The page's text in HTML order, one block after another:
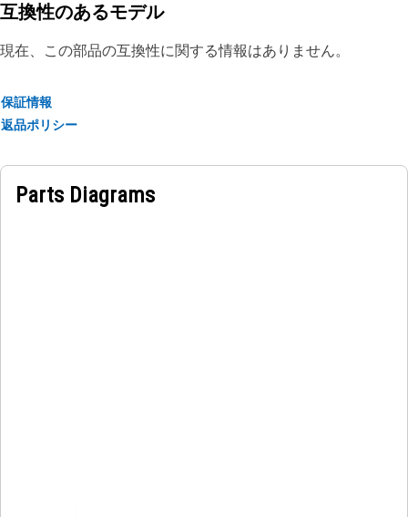
互換性のあるモデル
現在、この部品の互換性に関する情報はありません。
保証情報
返品ポリシー
Parts Diagrams